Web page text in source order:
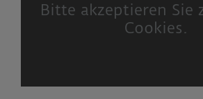
Bitte akzeptieren Sie
Cookies.